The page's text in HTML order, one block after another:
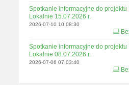
Spotkanie informacyjne do
Lokalnie 15.07.2026 r.
2026-07-10 10:08:30
Spotkanie informacyjne do
Lokalnie 08.07.2026 r.
2026-07-06 07:03:40